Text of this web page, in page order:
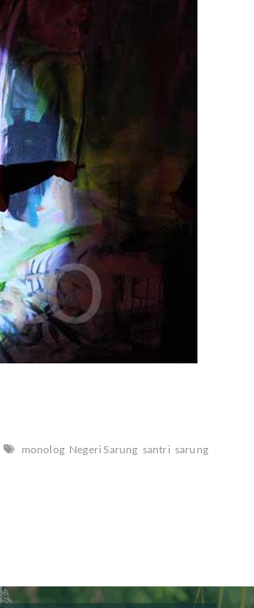
monolog Negeri Sarung santri sarung